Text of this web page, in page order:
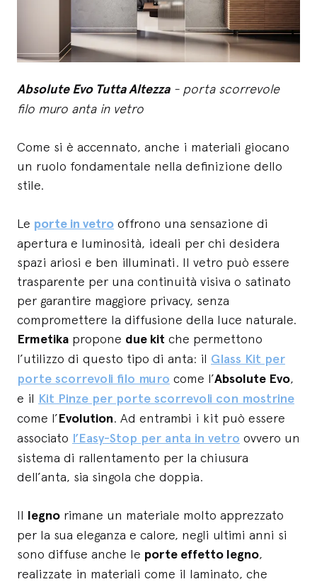
Absolute Evo Tutta Altezza- porta scorrevole
filo muro anta in vetro
Come si è accennato, anche i materiali giocano
un ruolo fondamentale nella definizione dello
stile.
Le porte in vetro offrono una sensazione di
apertura e luminosità, ideali per chi desidera
spazi ariosi e ben illuminati. Il vetro può essere
trasparente per una continuità visiva o satinato
per garantire maggiore privacy, senza
compromettere la diffusione della luce naturale.
Ermetika propone due kit che permettono
l’utilizzo di questo tipo di anta: il Glass Kit per
porte scorrevoli filo muro come l’Absolute Evo,
e il Kit Pinze per porte scorrevoli con mostrine
come l’Evolution. Ad entrambi i kit può essere
associato l’Easy-Stop per anta in vetro ovvero un
sistema di rallentamento per la chiusura
dell’anta, sia singola che doppia.
Il legno rimane un materiale molto apprezzato
per la sua eleganza e calore, negli ultimi anni si
sono diffuse anche le porte effetto legno,
realizzate in materiali come il laminato, che